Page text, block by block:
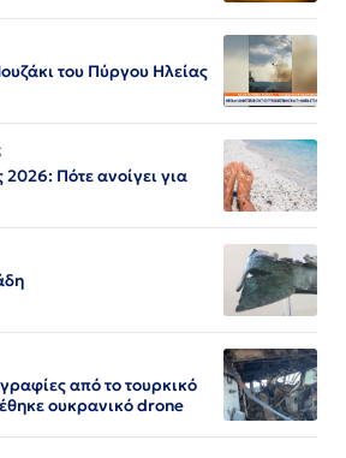
του Πύργου Ηλείας
Πότε ανοίγει για
από το τουρκικό
ουκρανικό drone